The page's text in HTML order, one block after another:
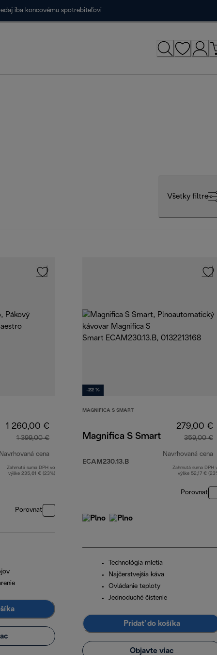
iba koncovému spotrebiteľovi
Všetky filtre
1 260,00 €
1 399,00 €
cena
pôvodná cena 1 399,00 €
Zahrnutá suma DPH vo
výške 235,61 € (23%)
Porovnať
-22 %
MAGNIFICA S SMART
Magnifica S Smart
ECAM230.13.B
279,00 €
359,00 €
Navrhovaná cena
Zahrnutá suma DPH
výške 52,17 €
Porovnať
Technológia mletia
Najčerstvejšia káva
Ovládanie teploty
Jednoduché čistenie
Pridať do košíka
Objavte viac